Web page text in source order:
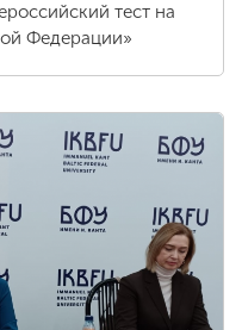
тест на
Федерации»